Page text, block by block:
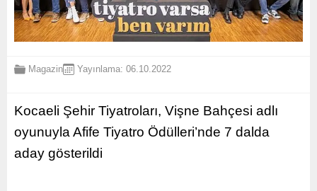
Magazin Yayınlama: 06.10.2022
Kocaeli Şehir Tiyatroları, Vişne Bahçesi adlı
oyunuyla Afife Tiyatro Ödülleri’nde 7 dalda
aday gösterildi